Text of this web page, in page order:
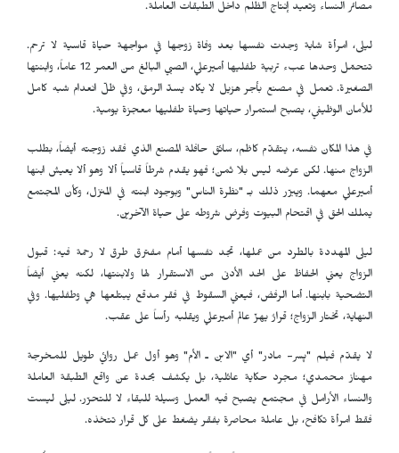
مصائر النساء وتعيد إنتاج الظلم داخل الطبقات العاملة.
ليلى، امرأة شابة وجدت نفسها بعد وفاة زوجها في مواجهة حياة قاسية لا ترحم.
تتحمّل وحدها عبء تربية طفليها أميرعلي، الصبي البالغ من العمر 12 عاماً، وابنتها
الصغيرة. تعمل في مصنع بأجر هزيل لا يكاد يسدّ الرمق، وفي ظلّ انعدام شبه كامل
للأمان الوظيفي، يصبح استمرار حياتها وحياة طفليها معجزة يومية.
في هذا المكان نفسه، يتقدّم كاظم، سائق حافلة المصنع الذي فقد زوجته أيضاً، بطلب
الزواج منها. لكن عرضه ليس بلا ثمن؛ فهو يقدم شرطاً قاسياً ألا وهو ألا يعيش ابنها
أميرعلي معهما. ويبرّر ذلك بـ "نظرة الناس" وبوجود ابنته في المنزل، وكأن المجتمع
يملك الحق في اقتحام البيوت وفرض شروطه على حياة الآخرين.
ليلى المهددة بالطرد من عملها، تجد نفسها أمام مفترق طرق لا رحمة فيه: قبول
الزواج يعني الحفاظ على الحد الأدنى من الاستقرار لها ولابنتها، لكنه يعني أيضاً
التضحية بابنها. أما الرفض، فيعني السقوط في فقر مدقع يبتلعها هي وطفليها. وفي
النهاية، تختار الزواج؛ قرارٌ يهزّ عالم أميرعلي ويقلبه رأساً على عقب.
لا يقدّم فيلم "پسر- مادر" أي "الابن ـ الأم" وهو أول عمل روائي طويل للمخرجة
مهناز محمدي؛ مجرد حكاية عائلية، بل يكشف بحدة عن واقع الطبقة العاملة
والنساء الأرامل في مجتمع يصبح فيه العمل وسيلة للبقاء لا للتحرّر. ليلى ليست
فقط امرأة تكافح، بل عاملة محاصرة بفقر يضغط على كل قرار تتخذه.